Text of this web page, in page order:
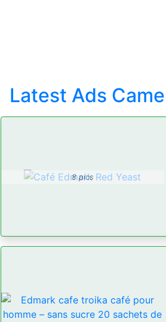
Latest Ads
8 pics